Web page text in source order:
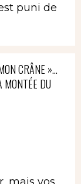
puni de
CRÂNE »…
MONTÉE DU